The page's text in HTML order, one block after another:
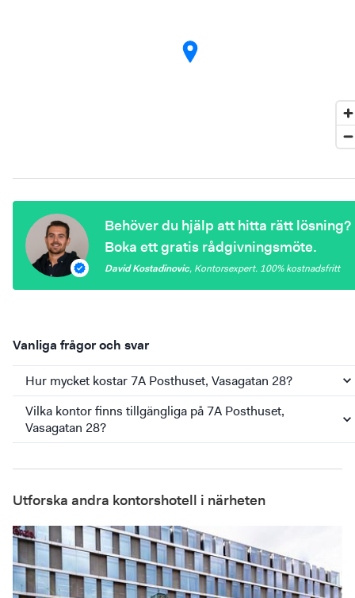
Behöver du hjälp att hitta rätt lösning?
Boka ett gratis rådgivningsmöte.
David Kostadinovic, Kontorsexpert. 100%kostnadsfritt
Vanliga frågor och svar
Hur mycket kostar 7A Posthuset, Vasagatan 28?
Vilka kontor finns tillgängliga på 7A Posthuset,
Vasagatan 28?
Utforska andra kontorshotell i närheten